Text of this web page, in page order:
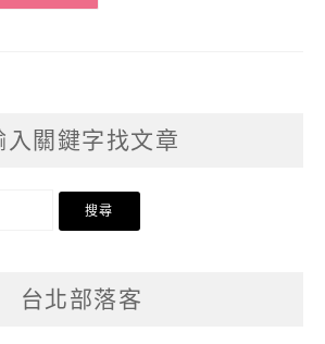
入關鍵字找文章
台北部落客